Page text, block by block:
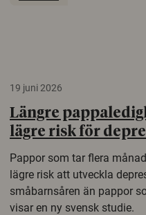
19 juni 2026
Längre
lägre risk för
Pappor som tar flera
lägre risk att utveckla
småbarnsåren än pappor
visar en ny svensk studie.